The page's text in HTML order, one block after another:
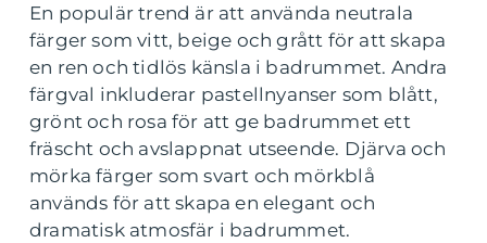
En populär trend är att använda neutrala
färger som vitt, beige och grått för att skapa
en ren och tidlös känsla i badrummet. Andra
färgval inkluderar pastellnyanser som blått,
grönt och rosa för att ge badrummet ett
fräscht och avslappnat utseende. Djärva och
mörka färger som svart och mörkblå
används för att skapa en elegant och
dramatisk atmosfär i badrummet.